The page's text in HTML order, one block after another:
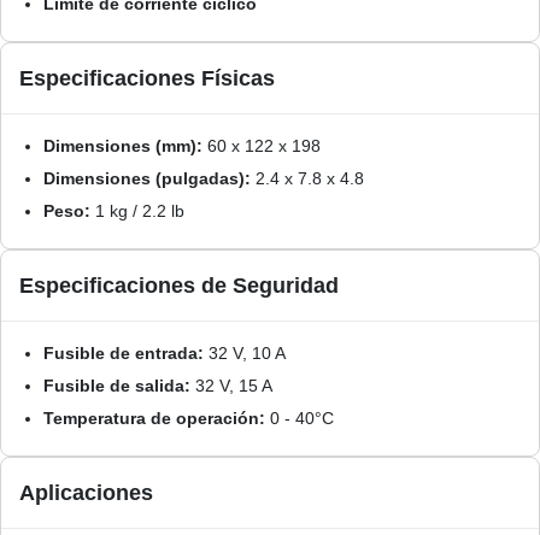
Especificaciones Físicas
Dimensiones (mm): 60 x 122 x 198
Dimensiones (pulgadas): 2.4 x 7.8 x 4.8
Peso: 1 kg / 2.2 lb
Especificaciones de Seguridad
Fusible de entrada: 32 V, 10 A
Fusible de salida: 32 V, 15 A
Temperatura de operación: 0 - 40°C
Aplicaciones